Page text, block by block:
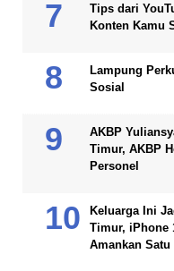
Tips dari
Konten Kamu
Lampung
Sosial
AKBP
Timur, AKBP
Personel
Keluarga Ini
Timur, iPhone
Amankan Satu